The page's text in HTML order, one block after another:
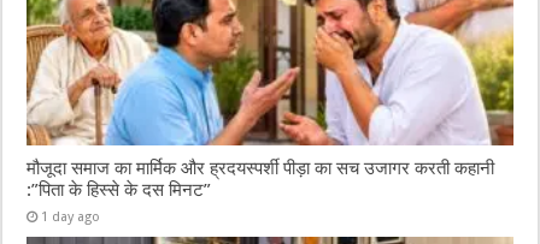
मौजूदा समाज का मार्मिक और ह्रदयस्पर्शी पीड़ा का सच उजागर करती कहानी
:”पिता के हिस्से के दस मिनट”
1 day ago